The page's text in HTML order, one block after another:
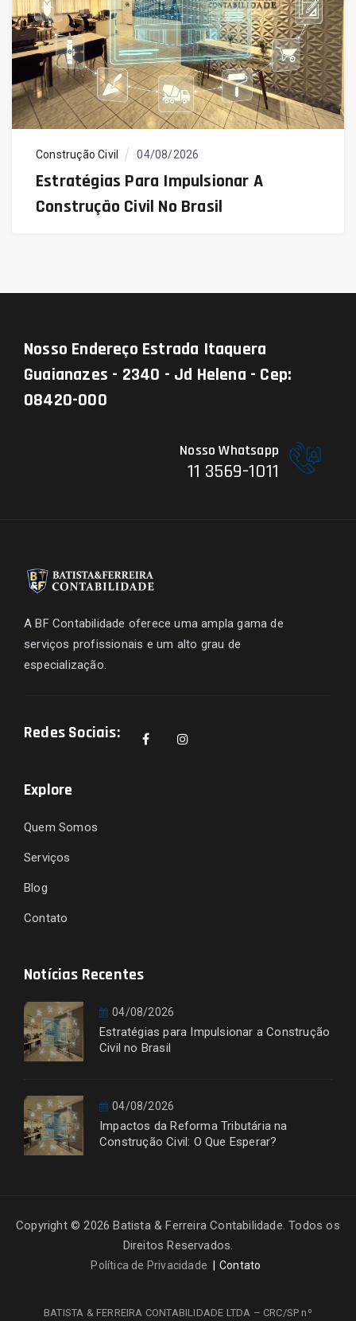
Construção Civil 04/08/2026
Estratégias Para Impulsionar A
Construção Civil No Brasil
Nosso Endereço Estrada Itaquera
Guaianazes - 2340 - Jd Helena - Cep:
08420-000
Nosso Whatsapp
11 3569-1011
A BF Contabilidade oferece uma ampla gama de
serviços profissionais e um alto grau de
especialização.
Redes Sociais:
Explore
Quem Somos
Serviços
Blog
Contato
Notícias Recentes
04/08/2026
Estratégias para Impulsionar a Construção
Civil no Brasil
04/08/2026
Impactos da Reforma Tributária na
Construção Civil: O Que Esperar?
Copyright © 2026 Batista & Ferreira Contabilidade. Todos os
Direitos Reservados.
Política de Privacidade Contato
BATISTA & FERREIRA CONTABILIDADE LTDA – CRC/SP nº